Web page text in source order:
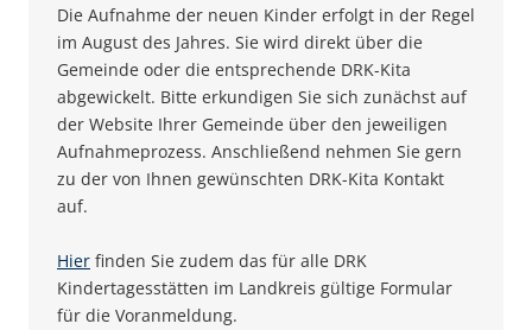
Die Aufnahme der neuen Kinder erfolgt in der Regel
im August des Jahres. Sie wird direkt über die
Gemeinde oder die entsprechende DRK-Kita
abgewickelt. Bitte erkundigen Sie sich zunächst auf
der Website Ihrer Gemeinde über den jeweiligen
Aufnahmeprozess. Anschließend nehmen Sie gern
zu der von Ihnen gewünschten DRK-Kita Kontakt
auf.
Hier finden Sie zudem das für alle DRK
Kindertagesstätten im Landkreis gültige Formular
für die Voranmeldung.